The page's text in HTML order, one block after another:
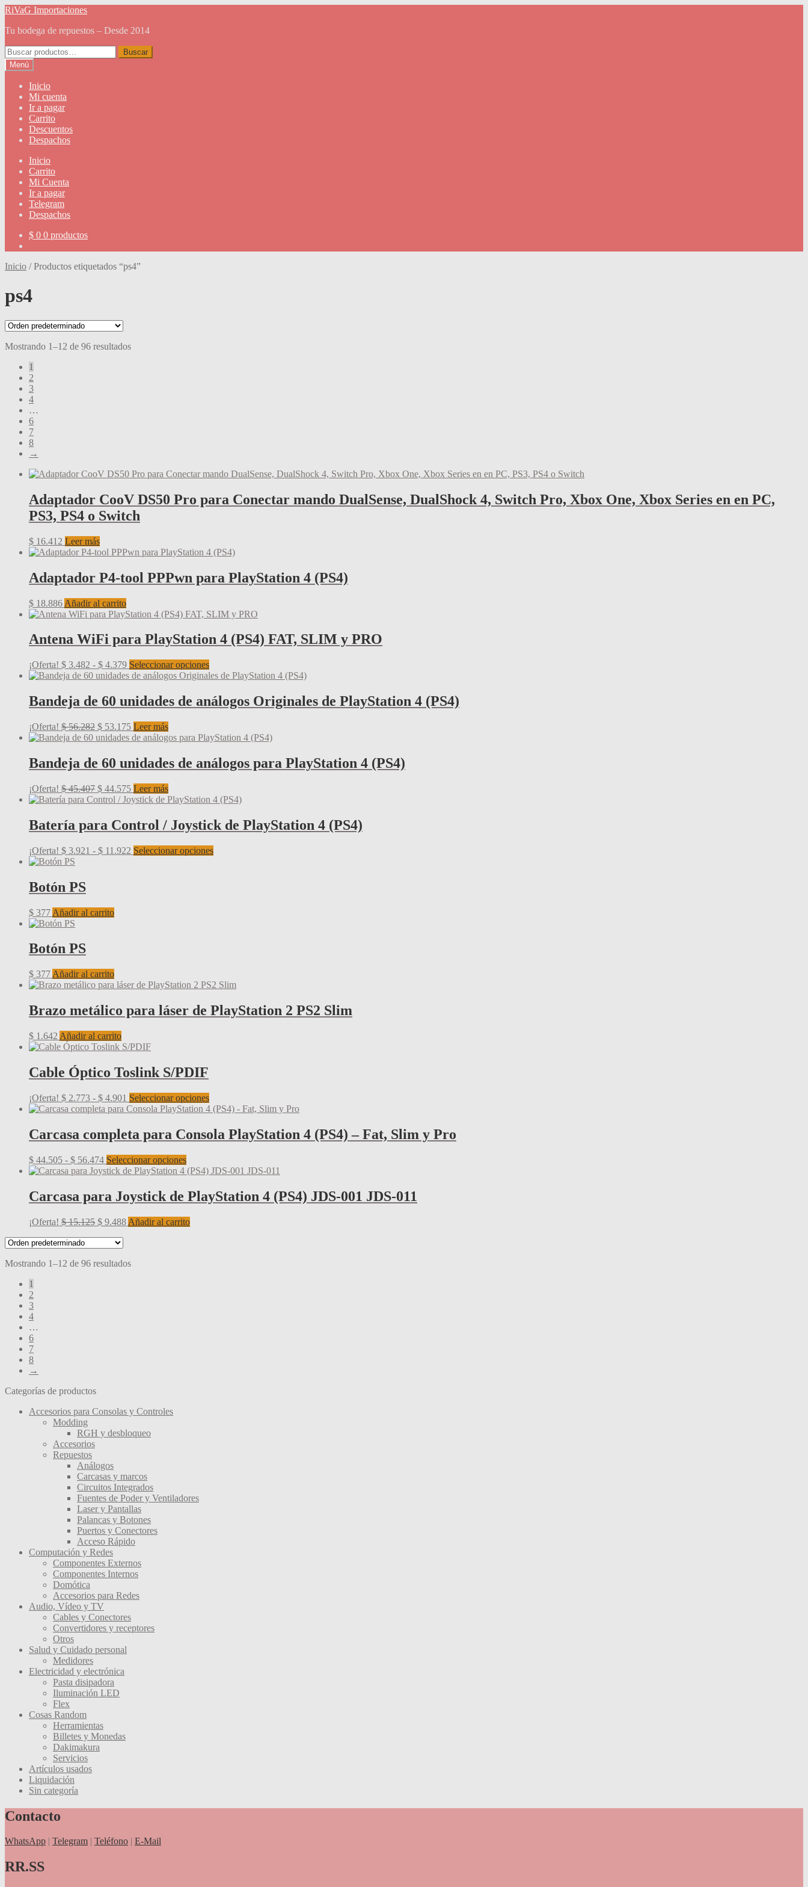
Ir
la
Ir
contenido
RiVaG Importaciones
Tu bodega de repuestos – Desde 2014
Buscar
por:
Buscar
Menú
Inicio
Mi cuenta
Ir a pagar
Carrito
Descuentos
Despachos
Inicio
Carrito
Mi Cuenta
Ir a pagar
Telegram
Despachos
$ 0 0 productos
Inicio /Productos etiquetados “ps4”
ps4
Mostrando 1–12 de 96 resultados
1
2
3
4
…
6
7
8
→
Adaptador CooV DS50 Pro para Conectar mando DualSense, DualShock 4, Switch Pro, Xbox One, Xbox Series en en PC,
PS3, PS4 o Switch
$ 16.412 Leer más
Adaptador P4-tool PPPwn para PlayStation 4 (PS4)
$ 18.886 Añadir al carrito
Antena WiFi para PlayStation 4 (PS4) FAT, SLIM y PRO
¡Oferta! $ 3.482 - $ 4.379Rango
de
desde
$ 3.482
$ 4.379
Seleccionar opcionesEste
producto
múltiples
variantes.
se
elegir
en
página
de
Bandeja de 60 unidades de análogos Originales de PlayStation 4 (PS4)
¡Oferta! $56.282 El
precio
era:
$ 56.282.
$ 53.175El
precio
es:
$ 53.175.
Leer más
Bandeja de 60 unidades de análogos para PlayStation 4 (PS4)
¡Oferta! $45.407 El
precio
$ 45.407.
$ 44.575El
precio
es:
$ 44.575.
Leer más
Batería para Control / Joystick de PlayStation 4 (PS4)
¡Oferta! $ 3.921 - $ 11.922 Rango
Seleccionar opcionesEste
página
de
Botón PS
$ 377 Añadir al carrito
Botón PS
$ 377 Añadir al carrito
Brazo metálico para láser de PlayStation 2 PS2 Slim
$ 1.642 Añadir al carrito
Cable Óptico Toslink S/PDIF
¡Oferta! $ 2.773 - $ 4.901 Rango
de
desde
$ 2.773
$ 4.901
Seleccionar opcionesEste
producto
múltiples
variantes.
se
elegir
en
Carcasa completa para Consola PlayStation 4 (PS4) – Fat, Slim y Pro
$ 44.505 - $ 56.474Rango
de
desde
$ 44.505
$ 56.474
Seleccionar opcionesEste
producto
múltiples
variantes.
opciones
Carcasa para Joystick de PlayStation 4 (PS4) JDS-001 JDS-011
¡Oferta! $15.125 El
original
$ 15.125.
$ 9.488El
$ 9.488.
Añadir al carrito
Mostrando 1–12 de 96 resultados
1
2
3
4
…
6
7
8
→
Categorías de productos
Accesorios para Consolas y Controles
Modding
RGH y desbloqueo
Accesorios
Repuestos
Análogos
Carcasas y marcos
Circuitos Integrados
Fuentes de Poder y Ventiladores
Laser y Pantallas
Palancas y Botones
Puertos y Conectores
Acceso Rápido
Computación y Redes
Componentes Externos
Componentes Internos
Domótica
Accesorios para Redes
Audio, Vídeo y TV
Cables y Conectores
Convertidores y receptores
Otros
Salud y Cuidado personal
Medidores
Electricidad y electrónica
Pasta disipadora
Iluminación LED
Flex
Cosas Random
Herramientas
Billetes y Monedas
Dakimakura
Servicios
Artículos usados
Liquidación
Sin categoría
Contacto
WhatsApp | Telegram | Teléfono | E-Mail
RR.SS